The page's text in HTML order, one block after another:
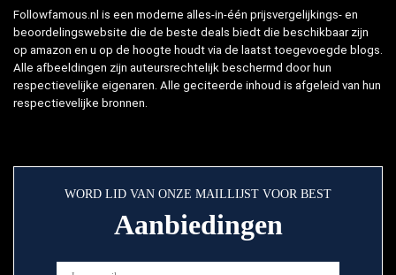
Followfamous.nl is een moderne alles-in-één prijsvergelijkings- en
beoordelingswebsite die de beste deals biedt die beschikbaar zijn
op amazon en u op de hoogte houdt via de laatst toegevoegde blogs.
Alle afbeeldingen zijn auteursrechtelijk beschermd door hun
respectievelijke eigenaren. Alle geciteerde inhoud is afgeleid van hun
respectievelijke bronnen.
WORD LID VAN ONZE MAILLIJST VOOR BEST
Aanbiedingen